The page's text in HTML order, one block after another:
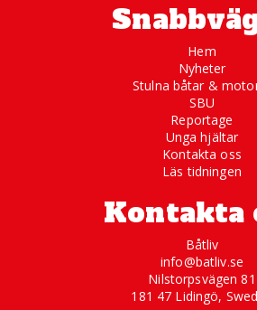
Hem
Nyheter
Stulna båtar &
SBU
Reportage
Unga hjältar
Kontakta oss
Läs tidningen
Kontakta
Båtliv
info@batliv.se
Nilstorpsvägen 81
181 47 Lidingö,